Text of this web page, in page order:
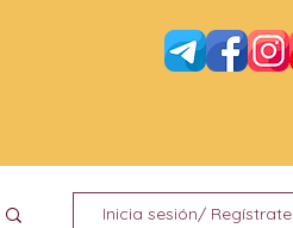
Inicia sesión/ Regístrate